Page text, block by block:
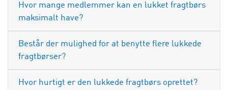
Hvor mange medlemmer kan en lukket fragtbørs
maksimalt have?
Består der mulighed for at benytte flere lukkede
fragtbørser?
Hvor hurtigt er den lukkede fragtbørs oprettet?